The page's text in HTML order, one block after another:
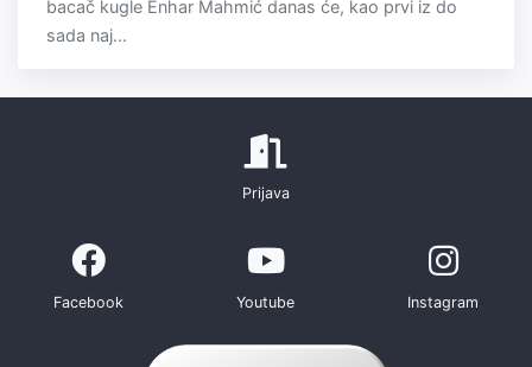
bacač kugle Enhar Mahmić danas će, kao prvi iz do
sada naj...
Prijava
Facebook Youtube Instagram